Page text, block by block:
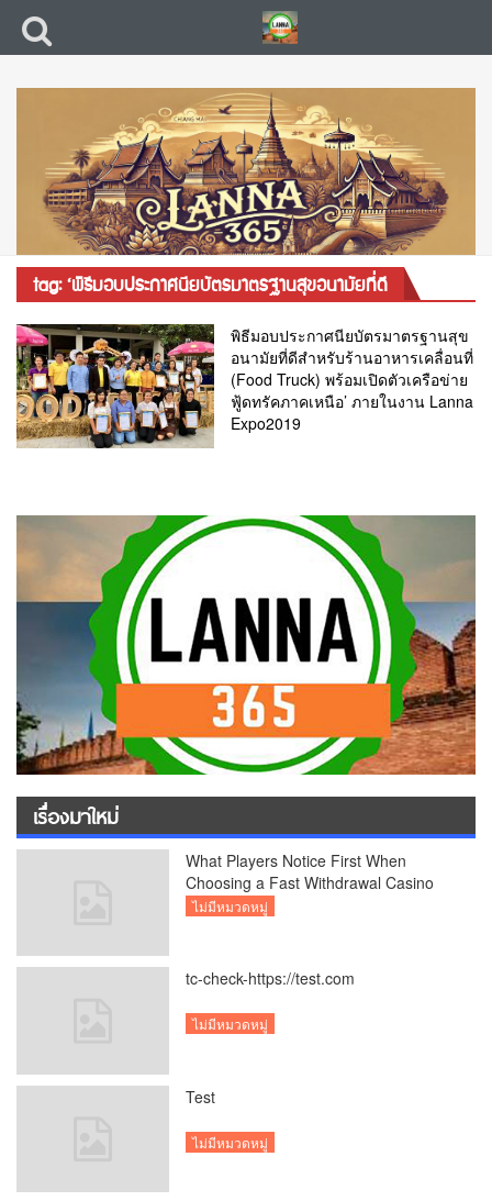
tag: ‘พิธีมอบประกาศนียบัตรมาตรฐานสุขอนามัยที่ดี
พิธีมอบประกาศนียบัตรมาตรฐานสุข
อนามัยที่ดีสำหรับร้านอาหารเคลื่อนที่
(Food Truck) พร้อมเปิดตัวเครือข่าย
ฟู้ดทรัคภาคเหนือ’ ภายในงาน Lanna
Expo2019
เรื่องมาใหม่
What Players Notice First When
Choosing a Fast Withdrawal Casino
UK
ไม่มีหมวดหมู่
tc-check-https://test.com
ไม่มีหมวดหมู่
Test
ไม่มีหมวดหมู่